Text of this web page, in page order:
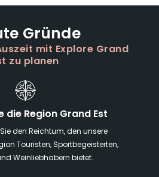
Gründe
mit Explore Grand
zu planen
die Region Grand Est
den Reichtum, den unsere
Touristen, Sportbegeisterten,
Weinliebhabern bietet.